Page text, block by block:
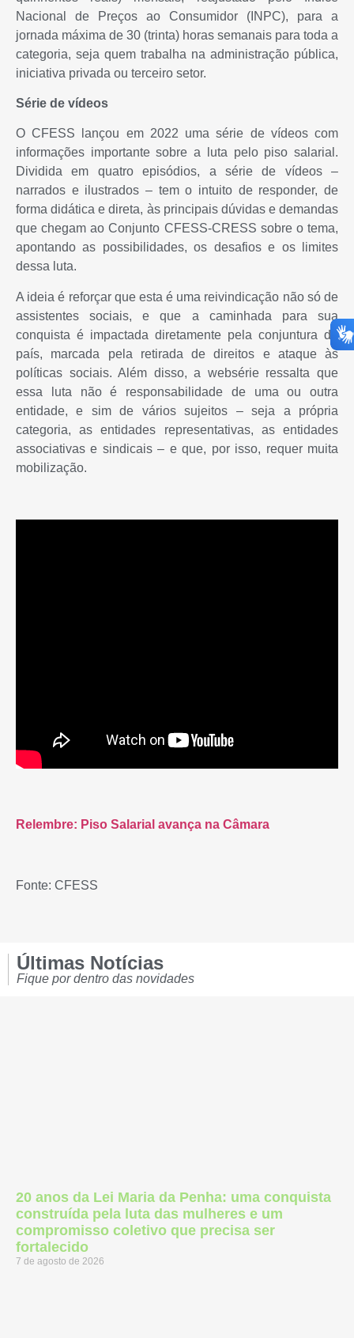
Nacional de Preços ao Consumidor (INPC), para a
jornada máxima de 30 (trinta) horas semanais para toda a
categoria, seja quem trabalha na administração pública,
iniciativa privada ou terceiro setor.
Série de vídeos
O CFESS lançou em 2022 uma série de vídeos com
informações importante sobre a luta pelo piso salarial.
Dividida em quatro episódios, a série de vídeos –
narrados e ilustrados – tem o intuito de responder, de
forma didática e direta, às principais dúvidas e demandas
que chegam ao Conjunto CFESS-CRESS sobre o tema,
apontando as possibilidades, os desafios e os limites
dessa luta.
A ideia é reforçar que esta é uma reivindicação não só de
assistentes sociais, e que a caminhada para sua
conquista é impactada diretamente pela conjuntura do
país, marcada pela retirada de direitos e ataque às
políticas sociais. Além disso, a websérie ressalta que
essa luta não é responsabilidade de uma ou outra
entidade, e sim de vários sujeitos – seja a própria
categoria, as entidades representativas, as entidades
associativas e sindicais – e que, por isso, requer muita
mobilização.
Relembre: Piso Salarial avança na Câmara
Fonte: CFESS
Últimas Notícias
Fique por dentro das novidades
20 anos da Lei Maria da Penha: uma conquista
construída pela luta das mulheres e um
compromisso coletivo que precisa ser
fortalecido
7 de agosto de 2026